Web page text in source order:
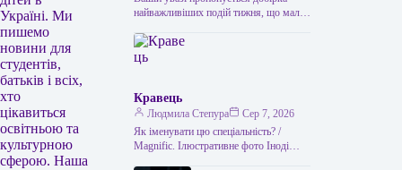
Україні. Ми
пишемо
новини для
студентів,
батьків і всіх,
хто
цікавиться
освітньою та
культурною
сферою. Наша
найважливіших подій тижня, що мали
освітні події тижня: підсумки Топ-100
українських…
Кравець
Людмила Степура
Сер 7, 2026
Як іменувати цю спеціальність? /
Magnific. Ілюстративне фото Іноді